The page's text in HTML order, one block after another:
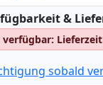
&
verfügbar:
sobald